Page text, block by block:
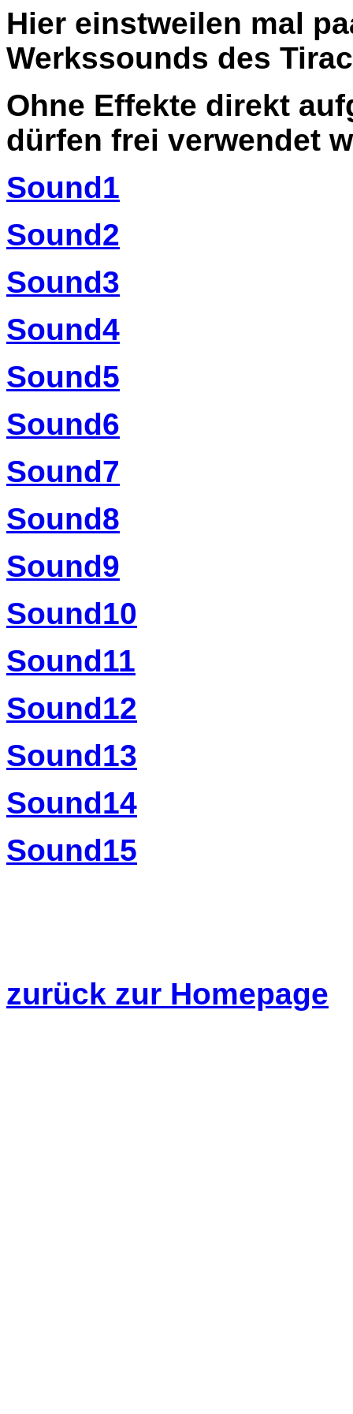
Hier einstweilen mal
Werkssounds des
Ohne Effekte direkt
dürfen frei verwendet
Sound1
Sound2
Sound3
Sound4
Sound5
Sound6
Sound7
Sound8
Sound9
Sound10
Sound11
Sound12
Sound13
Sound14
Sound15
zurück zur Homepage